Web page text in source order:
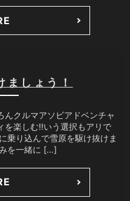
ましょう！
クルマアソビアドベンチャ
を楽しむ!!いう選択もアリで
乗り込んで雪原を駆け抜けま
を一緒に […]